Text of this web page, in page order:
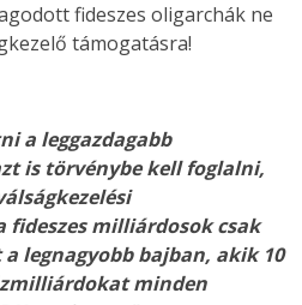
fideszes oligarchák ne
támogatásra!
a leggazdagabb
is törvénybe kell foglalni,
fideszes milliárdosok csak
legnagyobb bajban, akik 10
minden